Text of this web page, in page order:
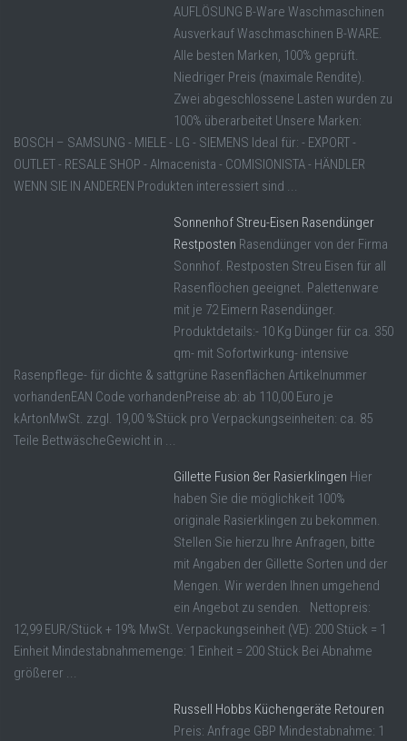
AUFLÖSUNG B-Ware Waschmaschinen
Ausverkauf Waschmaschinen B-WARE.
Alle besten Marken, 100% geprüft.
Niedriger Preis (maximale Rendite).
Zwei abgeschlossene Lasten wurden zu
100% überarbeitet Unsere Marken:
BOSCH – SAMSUNG - MIELE - LG - SIEMENS Ideal für: - EXPORT -
OUTLET - RESALE SHOP - Almacenista - COMISIONISTA - HÄNDLER
WENN SIE IN ANDEREN Produkten interessiert sind ...
Sonnenhof Streu-Eisen Rasendünger
Restposten Rasendünger von der Firma
Sonnhof. Restposten Streu Eisen für all
Rasenflöchen geeignet. Palettenware
mit je 72 Eimern Rasendünger.
Produktdetails:- 10 Kg Dünger für ca. 350
qm- mit Sofortwirkung- intensive
Rasenpflege- für dichte & sattgrüne Rasenflächen Artikelnummer
vorhandenEAN Code vorhandenPreise ab: ab 110,00 Euro je
kArtonMwSt. zzgl. 19,00 %Stück pro Verpackungseinheiten: ca. 85
Teile BettwäscheGewicht in ...
Gillette Fusion 8er Rasierklingen Hier
haben Sie die möglichkeit 100%
originale Rasierklingen zu bekommen.
Stellen Sie hierzu Ihre Anfragen, bitte
mit Angaben der Gillette Sorten und der
Mengen. Wir werden Ihnen umgehend
ein Angebot zu senden. Nettopreis:
12,99 EUR/Stück + 19% MwSt. Verpackungseinheit (VE): 200 Stück = 1
Einheit Mindestabnahmemenge: 1 Einheit = 200 Stück Bei Abnahme
größerer ...
Russell Hobbs Küchengeräte Retouren
Preis: Anfrage GBP Mindestabnahme: 1